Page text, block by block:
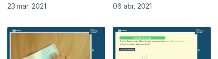
23 mar. 2021
06 abr. 2021